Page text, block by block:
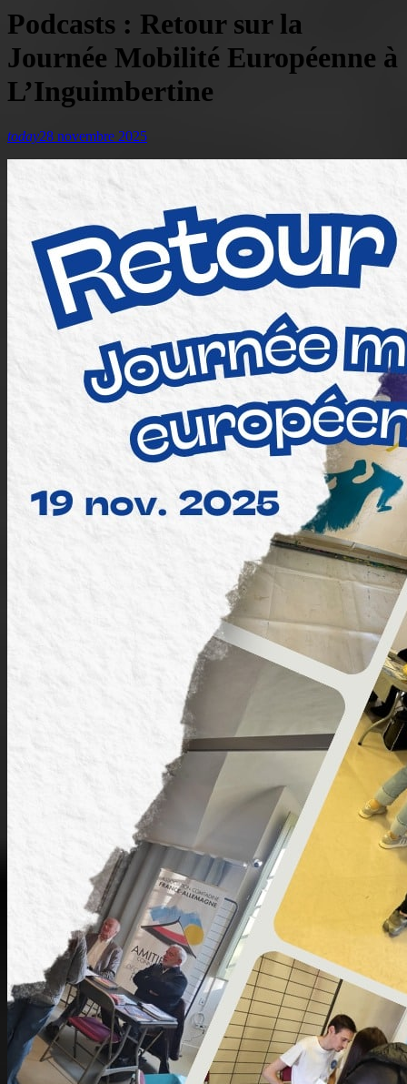
Podcasts : Retour sur la
Journée Mobilité Européenne à
L’Inguimbertine
today28 novembre 2025